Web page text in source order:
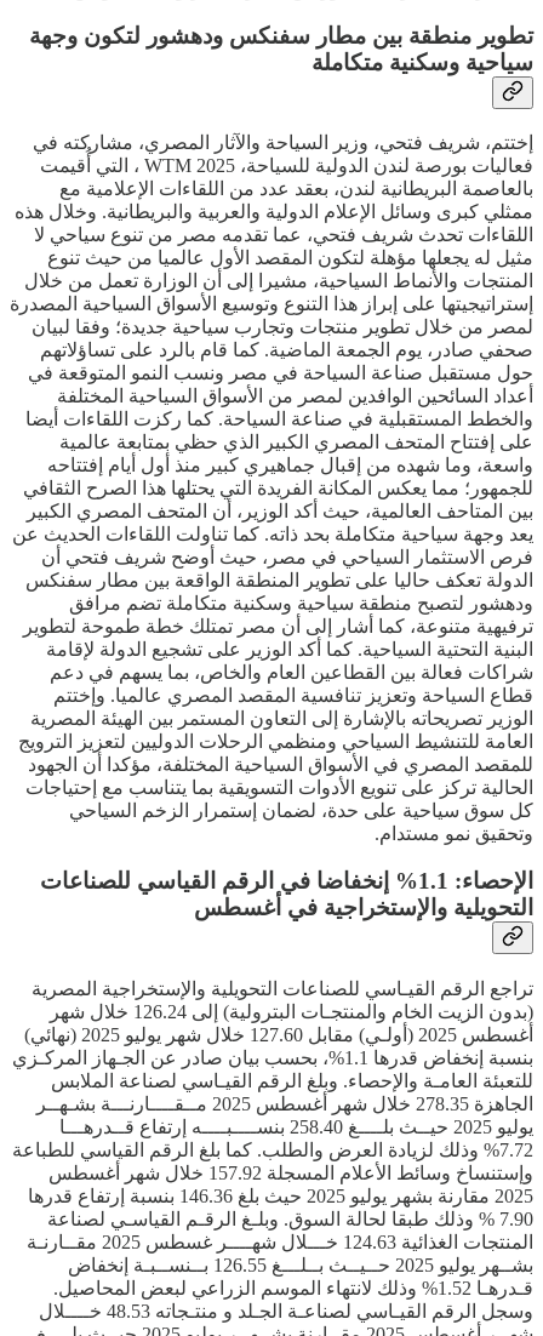
تطوير منطقة بين مطار سفنكس ودهشور لتكون وجهة
سياحية وسكنية متكاملة
إختتم، شريف فتحي، وزير السياحة والآثار المصري، مشاركته في
فعاليات بورصة لندن الدولية للسياحة، WTM 2025 ، التي أُقيمت
بالعاصمة البريطانية لندن، بعقد عدد من اللقاءات الإعلامية مع
ممثلي كبرى وسائل الإعلام الدولية والعربية والبريطانية. وخلال هذه
اللقاءات تحدث شريف فتحي، عما تقدمه مصر من تنوع سياحي لا
مثيل له يجعلها مؤهلة لتكون المقصد الأول عالميا من حيث تنوع
المنتجات والأنماط السياحية، مشيرا إلى أن الوزارة تعمل من خلال
إستراتيجيتها على إبراز هذا التنوع وتوسيع الأسواق السياحية المصدرة
لمصر من خلال تطوير منتجات وتجارب سياحية جديدة؛ وفقا لبيان
صحفي صادر، يوم الجمعة الماضية. كما قام بالرد على تساؤلاتهم
حول مستقبل صناعة السياحة في مصر ونسب النمو المتوقعة في
أعداد السائحين الوافدين لمصر من الأسواق السياحية المختلفة
والخطط المستقبلية في صناعة السياحة. كما ركزت اللقاءات أيضا
على إفتتاح المتحف المصري الكبير الذي حظي بمتابعة عالمية
واسعة، وما شهده من إقبال جماهيري كبير منذ أول أيام إفتتاحه
للجمهور؛ مما يعكس المكانة الفريدة التي يحتلها هذا الصرح الثقافي
بين المتاحف العالمية، حيث أكد الوزير، أن المتحف المصري الكبير
يعد وجهة سياحية متكاملة بحد ذاته. كما تناولت اللقاءات الحديث عن
فرص الاستثمار السياحي في مصر، حيث أوضح شريف فتحي أن
الدولة تعكف حاليا على تطوير المنطقة الواقعة بين مطار سفنكس
ودهشور لتصبح منطقة سياحية وسكنية متكاملة تضم مرافق
ترفيهية متنوعة، كما أشار إلى أن مصر تمتلك خطة طموحة لتطوير
البنية التحتية السياحية. كما أكد الوزير على تشجيع الدولة لإقامة
شراكات فعالة بين القطاعين العام والخاص، بما يسهم في دعم
قطاع السياحة وتعزيز تنافسية المقصد المصري عالميا. وإختتم
الوزير تصريحاته بالإشارة إلى التعاون المستمر بين الهيئة المصرية
العامة للتنشيط السياحي ومنظمي الرحلات الدوليين لتعزيز الترويج
للمقصد المصري في الأسواق السياحية المختلفة، مؤكدا أن الجهود
الحالية تركز على تنويع الأدوات التسويقية بما يتناسب مع إحتياجات
كل سوق سياحية على حدة، لضمان إستمرار الزخم السياحي
وتحقيق نمو مستدام.
الإحصاء: 1.1% إنخفاضا في الرقم القياسي للصناعات
التحويلية والإستخراجية في أغسطس
تراجع الرقم القيـاسي للصناعات التحويلية والإستخراجية المصرية
(بدون الزيت الخام والمنتجـات البترولية) إلى 126.24 خلال شهر
أغسطس 2025 (أولـي) مقابل 127.60 خلال شهر يوليو 2025 (نهائي)
بنسبة إنخفاض قدرها 1.1%، بحسب بيان صادر عن الجـهاز المركـزي
للتعبئة العامـة والإحصاء. وبلغ الرقم القيـاسي لصناعة الملابس
الجاهزة 278.35 خلال شهر أغسطس 2025 مــقــــارنـــة بشـهــر
يوليو 2025 حيــث بلــــغ 258.40 بنســــبــــه إرتفاع قــدرهـــا
7.72% وذلك لزيادة العرض والطلب. كما بلغ الرقم القياسي للطباعة
وإستنساخ وسائط الأعلام المسجلة 157.92 خلال شهر أغسطس
2025 مقارنة بشهر يوليو 2025 حيث بلغ 146.36 بنسبة إرتفاع قدرها
7.90 % وذلك طبقا لحالة السوق. وبلـغ الرقـم القياسـي لصناعة
المنتجات الغذائية 124.63 خـــلال شهــــر غسطس 2025 مقــارنـة
بشــهر يوليو 2025 حــيــث بــلـــغ 126.55 بــنســبـة إنخفاض
قـدرهـا 1.52% وذلك لانتهاء الموسم الزراعي لبعض المحاصيل.
وسجل الرقم القيـاسي لصناعـة الجـلد و منتـجاته 48.53 خــــلال